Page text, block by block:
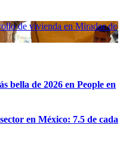
de vivienda en Mirador de
bella de 2026 en People en
en México: 7.5 de cada